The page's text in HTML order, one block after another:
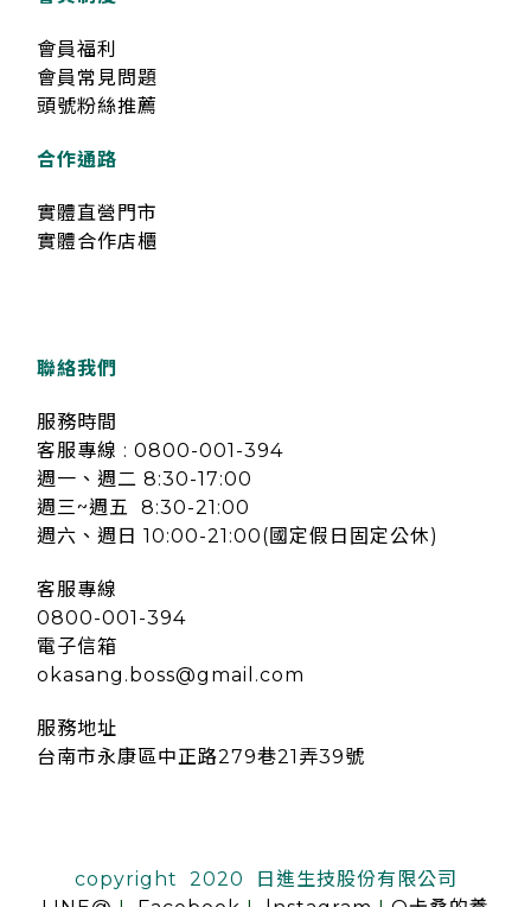
會員福利
會員常見問題
頭號粉絲推薦
合作通路
實體直營門市
實體合作店櫃
聯絡我們
服務時間
客服專線 : 0800-001-394
週一、週二 8:30-17:00
週三~週五 8:30-21:00
週六、週日 10:00-21:00(國定假日固定公休)
客服專線
0800-001-394
電子信箱
okasang.boss@gmail.com
服務地址
台南市永康區中正路279巷21弄39號
copyright 2020 日進生技股份有限公司